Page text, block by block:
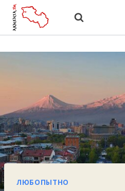
Перейти
ЛЮБОПЫТНО